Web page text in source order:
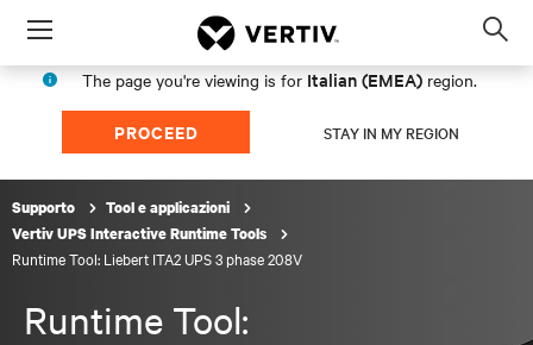
Menu
The page you're viewing is for Italian (EMEA) region.
PROCEED STAY IN MY REGION
Supporto
Tool e applicazioni
Vertiv UPS Interactive Runtime Tools
Runtime Tool: Liebert ITA2 UPS 3 phase 208V
Runtime Tool: